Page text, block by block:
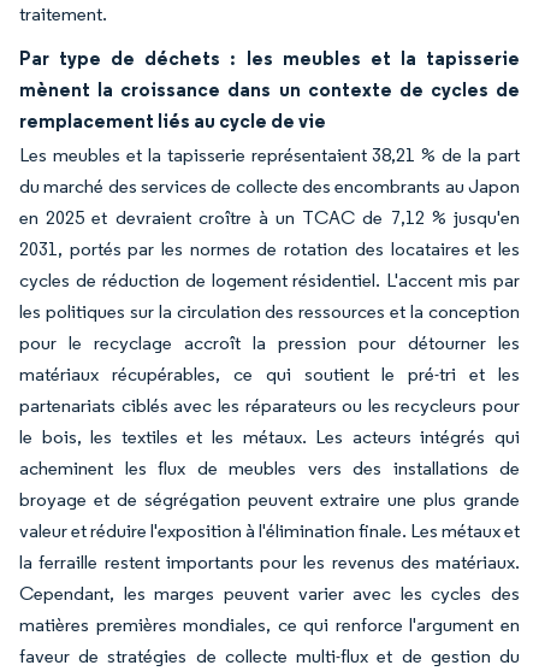
traitement.
Par type de déchets : les meubles et la tapisserie
mènent la croissance dans un contexte de cycles de
remplacement liés au cycle de vie
Les meubles et la tapisserie représentaient 38,21 % de la part
du marché des services de collecte des encombrants au Japon
en 2025 et devraient croître à un TCAC de 7,12 % jusqu'en
2031, portés par les normes de rotation des locataires et les
cycles de réduction de logement résidentiel. L'accent mis par
les politiques sur la circulation des ressources et la conception
pour le recyclage accroît la pression pour détourner les
matériaux récupérables, ce qui soutient le pré-tri et les
partenariats ciblés avec les réparateurs ou les recycleurs pour
le bois, les textiles et les métaux. Les acteurs intégrés qui
acheminent les flux de meubles vers des installations de
broyage et de ségrégation peuvent extraire une plus grande
valeur et réduire l'exposition à l'élimination finale. Les métaux et
la ferraille restent importants pour les revenus des matériaux.
Cependant, les marges peuvent varier avec les cycles des
matières premières mondiales, ce qui renforce l'argument en
faveur de stratégies de collecte multi-flux et de gestion du